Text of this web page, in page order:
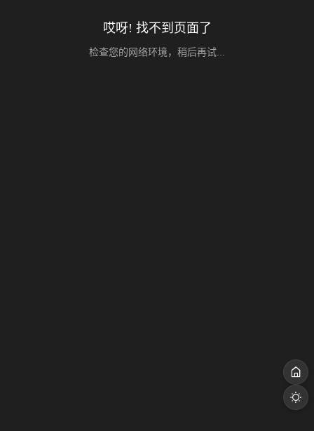
哎呀! 找不到页面了
检查您的网络环境，稍后再试...